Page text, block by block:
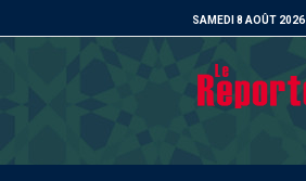
SAMEDI 8 AOÛT 2026